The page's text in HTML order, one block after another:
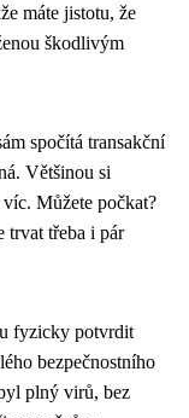
máte jistotu, že
škodlivým
spočítá transakční
Většinou si
Můžete počkat?
trvat třeba i pár
fyzicky potvrdit
bezpečnostního
plný virů, bez